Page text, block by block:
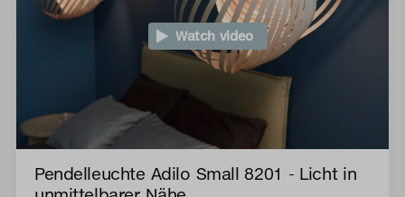
Watch video
Pendelleuchte Adilo Small 8201 - Licht in